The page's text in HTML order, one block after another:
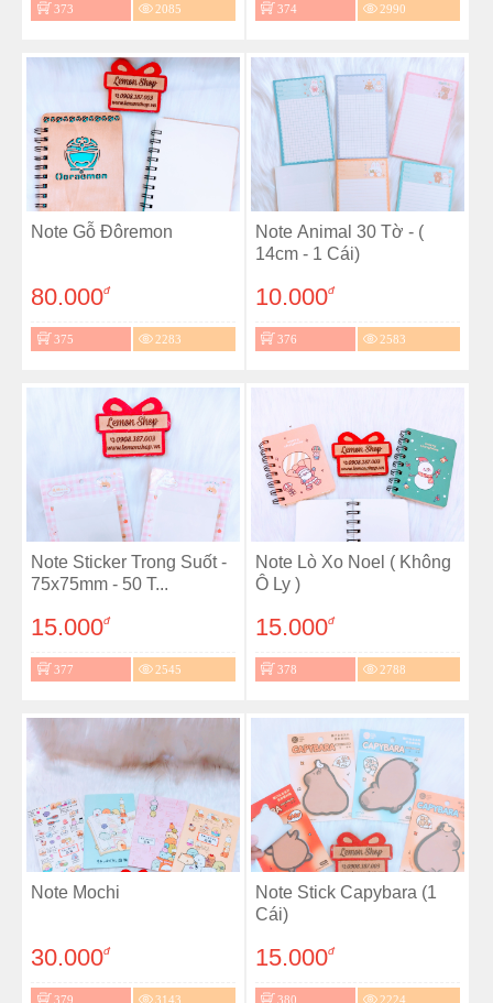
373 2085 374 2990
Note Gỗ Đôremon
80.000đ
375 2283
Note Animal 30 Tờ - (
14cm - 1 Cái)
10.000đ
376 2583
Note Sticker Trong Suốt -
75x75mm - 50 T...
15.000đ
377 2545
Note Lò Xo Noel ( Không
Ô Ly )
15.000đ
378 2788
Note Mochi
30.000đ
379 3143
Note Stick Capybara (1
Cái)
15.000đ
380 2224